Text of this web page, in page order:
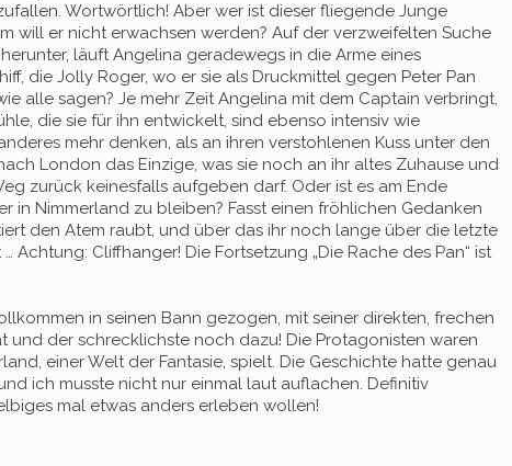
Wortwörtlich! Aber wer ist dieser fliegende Junge
will er nicht erwachsen werden? Auf der verzweifelten Suche
läuft Angelina geradewegs in die Arme eines
die Jolly Roger, wo er sie als Druckmittel gegen Peter Pan
alle sagen? Je mehr Zeit Angelina mit dem Captain verbringt,
die sie für ihn entwickelt, sind ebenso intensiv wie
mehr denken, als an ihren verstohlenen Kuss unter den
London das Einzige, was sie noch an ihr altes Zuhause und
zurück keinesfalls aufgeben darf. Oder ist es am Ende
in Nimmerland zu bleiben? Fasst einen fröhlichen Gedanken
den Atem raubt, und über das ihr noch lange über die letzte
Cliffhanger! Die Fortsetzung „Die Rache des Pan“ ist
in seinen Bann gezogen, mit seiner direkten, frechen
und der schrecklichste noch dazu! Die Protagonisten waren
einer Welt der Fantasie, spielt. Die Geschichte hatte genau
ich musste nicht nur einmal laut auflachen. Definitiv
mal etwas anders erleben wollen!